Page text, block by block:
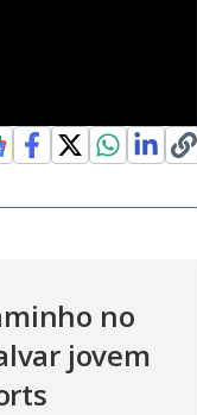
no
jovem